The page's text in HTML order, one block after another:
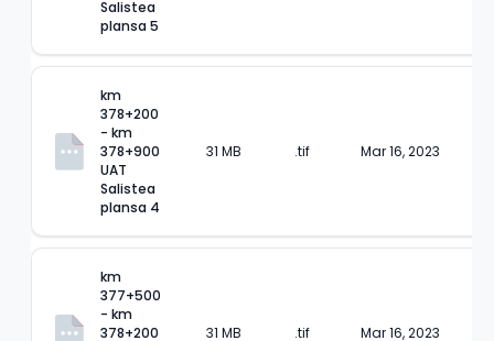
Salistea
plansa 5
km
378+200
- km
378+900
UAT
Salistea
plansa 4
31 MB .tif Mar 16, 2023
km
377+500
- km
378+200
31 MB .tif Mar 16, 2023